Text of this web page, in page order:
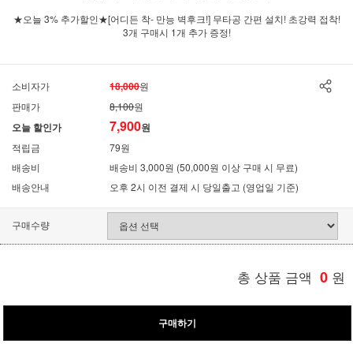
★오늘 3% 추가할인★[어디든 착- 만능 벽후크!] 무타공 간편 설치! 초강력 접착!
3개 구매시 1개 추가 증정!
소비자가 18,000원
판매가
8,100원
오늘 할인가 7,900원
적립금
79원
배송비
배송비 3,000원 (50,000원 이상 구매 시 무료)
배송안내
오후 2시 이전 결제 시 당일출고 (영업일 기준)
구매수량
총 상품 금액 0 원
구매하기